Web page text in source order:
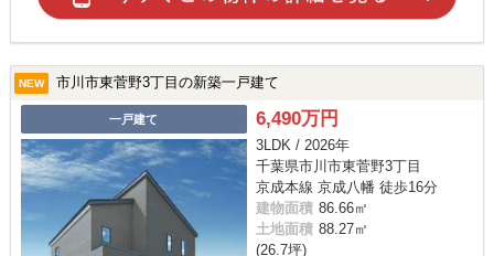
NEW 市川市東菅野3丁目の新築一戸建て
一戸建て 6,490万円
3LDK / 2026年
千葉県市川市東菅野3丁目
京成本線 京成八幡 徒歩16分
建物面積 86.66㎡
土地面積 88.27㎡
(26.7坪)